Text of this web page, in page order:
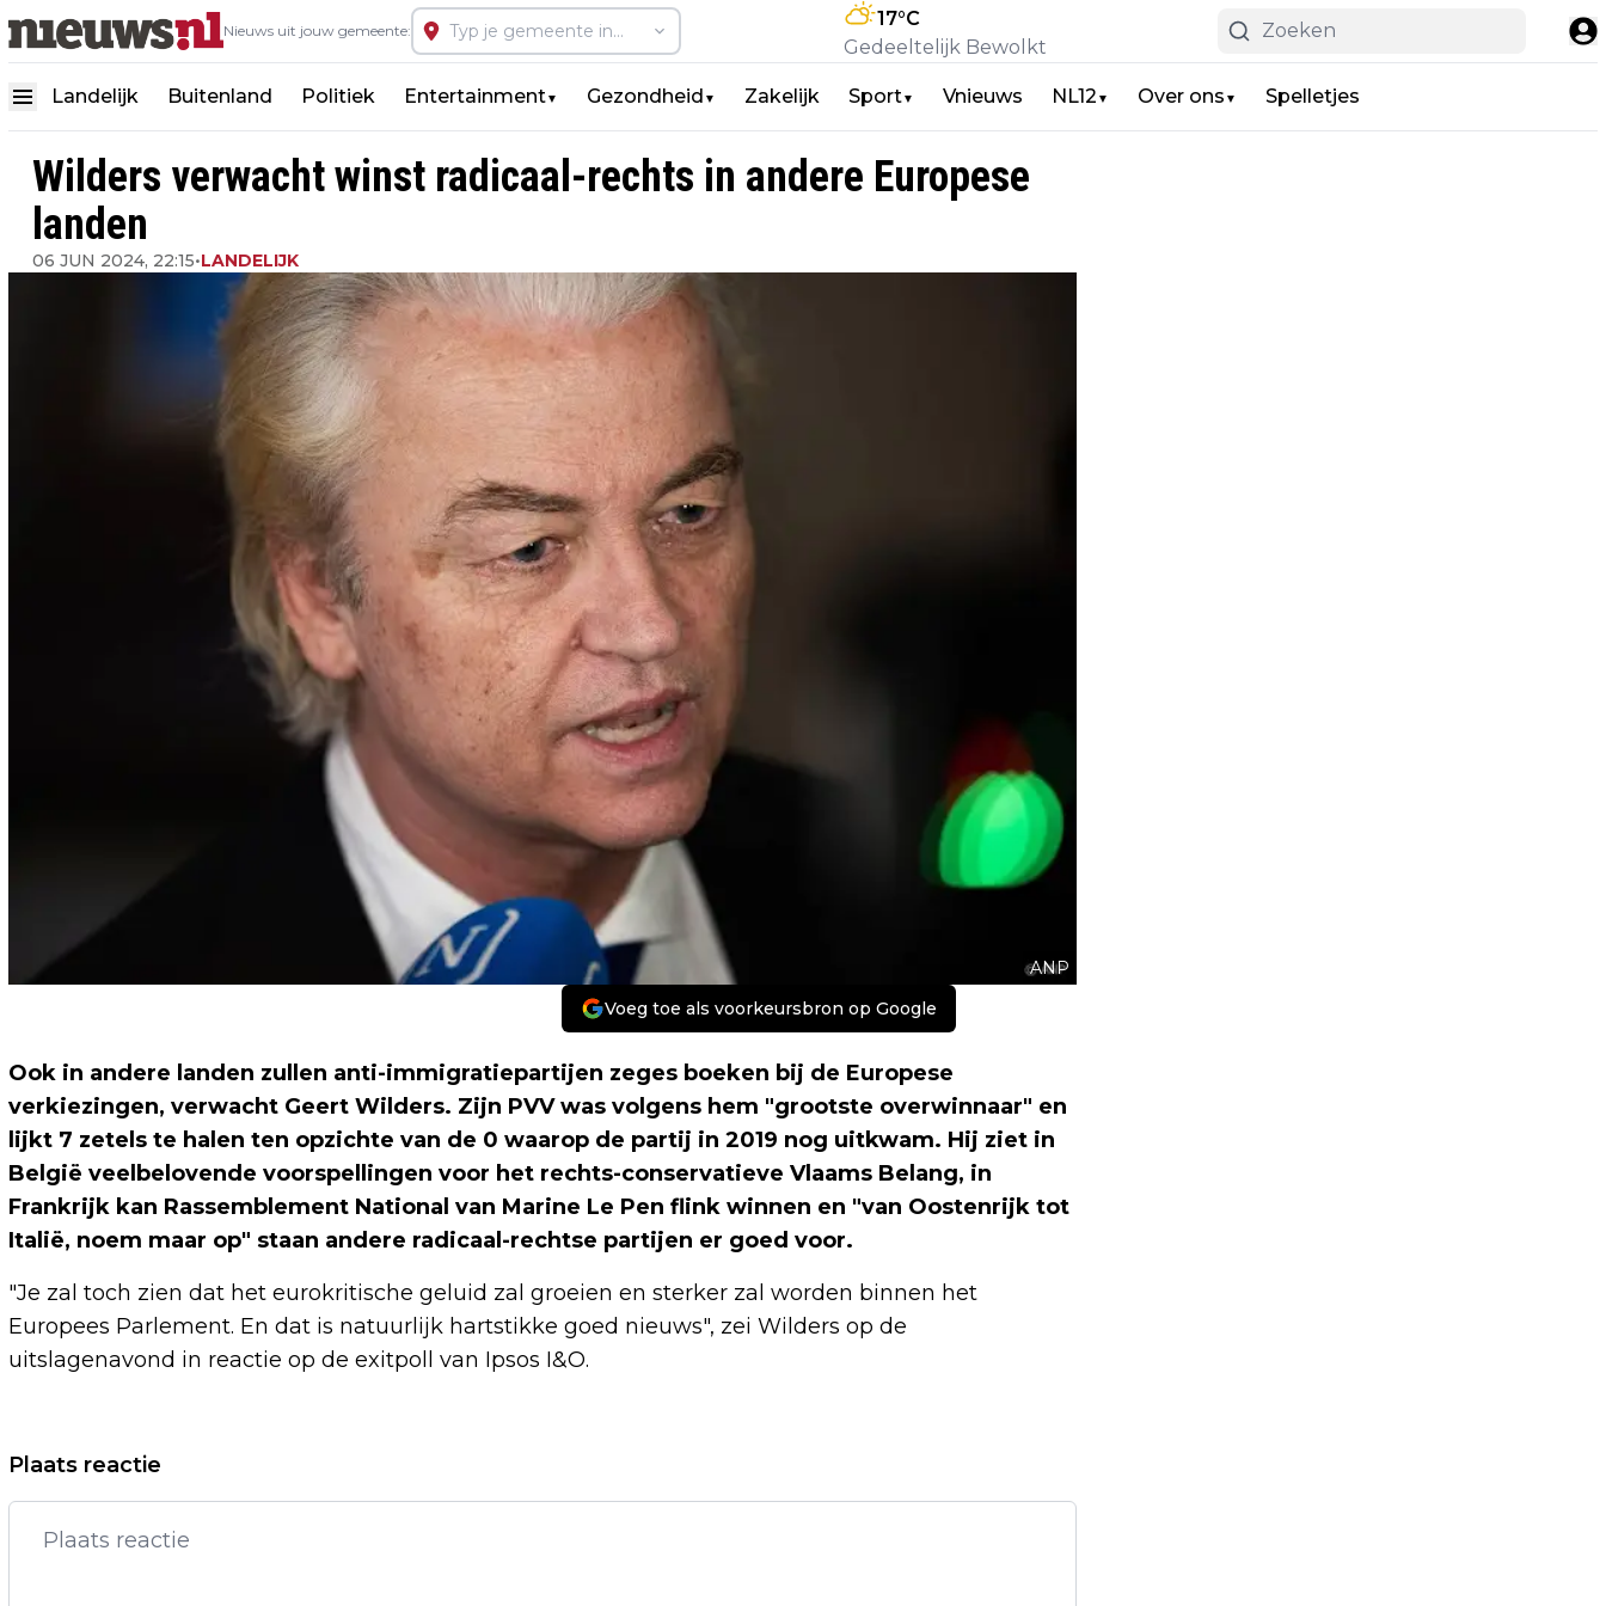
Nieuws uit jouw gemeente:
17°C
Gedeeltelijk Bewolkt
Landelijk Buitenland Politiek Entertainment▼ Gezondheid ▼ Zakelijk Sport▼ Vnieuws NL12 ▼ Over ons ▼ Spelletjes
Wilders verwacht winst radicaal-rechts in andere Europese
landen
06 JUN 2024, 22:15•LANDELIJK
ANP
Voeg toe als voorkeursbron op Google
Ook in andere landen zullen anti-immigratiepartijen zeges boeken bij de Europese
verkiezingen, verwacht Geert Wilders. Zijn PVV was volgens hem "grootste overwinnaar" en
lijkt 7 zetels te halen ten opzichte van de 0 waarop de partij in 2019 nog uitkwam. Hij ziet in
België veelbelovende voorspellingen voor het rechts-conservatieve Vlaams Belang, in
Frankrijk kan Rassemblement National van Marine Le Pen flink winnen en "van Oostenrijk tot
Italië, noem maar op" staan andere radicaal-rechtse partijen er goed voor.
"Je zal toch zien dat het eurokritische geluid zal groeien en sterker zal worden binnen het
Europees Parlement. En dat is natuurlijk hartstikke goed nieuws", zei Wilders op de
uitslagenavond in reactie op de exitpoll van Ipsos I&O.
Vorig artikel
JETTEN ZIET WINST VOOR 'POSITIEVE
EUROPESE KRACHTEN'
GAMESTOP SCHIET OMHOOG OP WALL
Plaats reactie